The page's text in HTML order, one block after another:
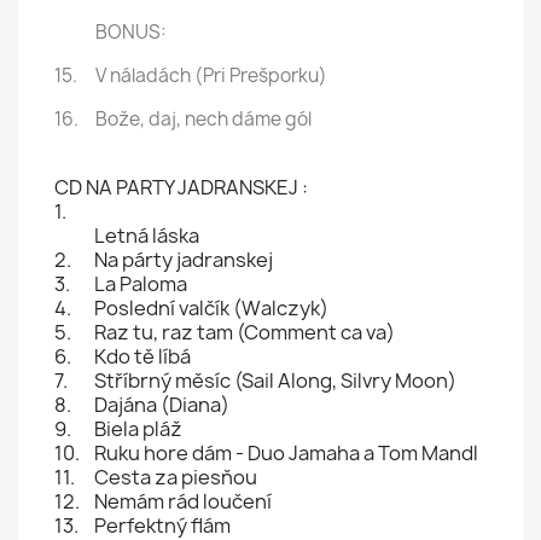
BONUS:
15.
V náladách (Pri Prešporku)
16.
Bože, daj, nech dáme gól
CD NA PARTY JADRANSKEJ :
1.
Letná láska
2.
Na párty jadranskej
3.
La Paloma
4.
Poslední valčík (Walczyk)
5.
Raz tu, raz tam (Comment ca va)
6.
Kdo tě líbá
7.
Stříbrný měsíc (Sail Along, Silvry Moon)
8.
Dajána (Diana)
9.
Biela pláž
10.
Ruku hore dám - Duo Jamaha a Tom Mandl
11.
Cesta za piesňou
12.
Nemám rád loučení
13.
Perfektný flám